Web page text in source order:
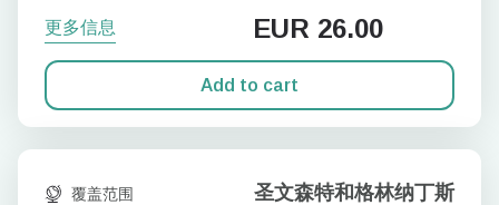
更多信息 EUR 26.00
Add to cart
覆盖范围 圣文森特和格林纳丁斯